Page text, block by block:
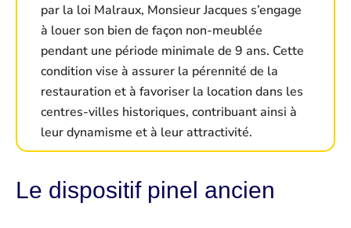
par la loi Malraux, Monsieur Jacques s’engage
à louer son bien de façon non-meublée
pendant une période minimale de 9 ans. Cette
condition vise à assurer la pérennité de la
restauration et à favoriser la location dans les
centres-villes historiques, contribuant ainsi à
leur dynamisme et à leur attractivité.
Le dispositif pinel ancien